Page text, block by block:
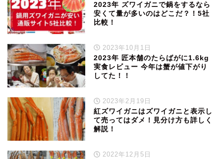
2023年 ズワイガニで鍋をするなら
安くて量が多いのはどこだ？！5社
比較！
2023年10月1日
2023年 匠本舗のたらばがに1.6kg
実食レビュー 今年は蟹が値下がり
してた！！
2023年2月19日
紅ズワイガニはズワイガニと表示し
て売ってはダメ！見分け方も詳しく
解説！
2022年12月5日